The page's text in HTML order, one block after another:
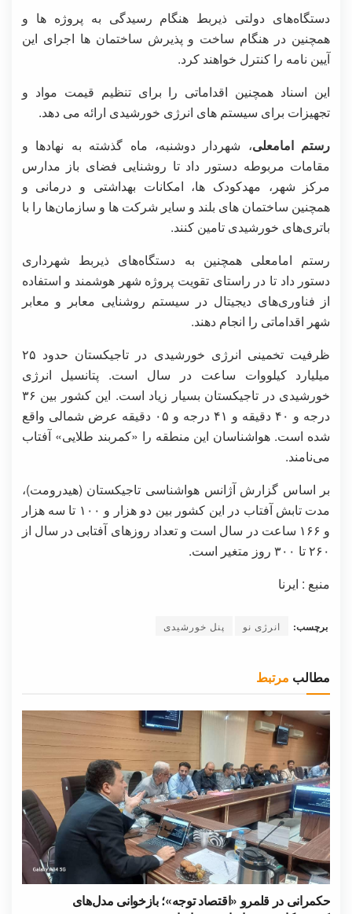
دستگاه‌های دولتی ذیربط هنگام رسیدگی به پروژه ها و
همچنین در هنگام ساخت و پذیرش ساختمان ها اجرای این
آیین نامه را کنترل خواهند کرد.
این اسناد همچنین اقداماتی را برای تنظیم قیمت مواد و
تجهیزات برای سیستم های انرژی خورشیدی ارائه می دهد.
رستم امامعلی، شهردار دوشنبه، ماه گذشته به نهادها و
مقامات مربوطه دستور داد تا روشنایی فضای باز مدارس
مرکز شهر، مهدکودک ها، امکانات بهداشتی و درمانی و
همچنین ساختمان های بلند و سایر شرکت ها و سازمان‌ها را با
باتری‌های خورشیدی تامین کنند.
رستم امامعلی همچنین به دستگاه‌های ذیربط شهرداری
دستور داد تا در راستای تقویت پروژه شهر هوشمند و استفاده
از فناوری‌های دیجیتال در سیستم روشنایی معابر و معابر
شهر اقداماتی را انجام دهند.
ظرفیت تخمینی انرژی خورشیدی در تاجیکستان حدود ۲۵
میلیارد کیلووات ساعت در سال است. پتانسیل انرژی
خورشیدی در تاجیکستان بسیار زیاد است. این کشور بین ۳۶
درجه و ۴۰ دقیقه و ۴۱ درجه و ۰۵ دقیقه عرض شمالی واقع
شده است. هواشناسان این منطقه را «کمربند طلایی» آفتاب
می‌نامند.
بر اساس گزارش آژانس هواشناسی تاجیکستان (هیدرومت)،
مدت تابش آفتاب در این کشور بین دو هزار و ۱۰۰ تا سه هزار
و ۱۶۶ ساعت در سال است و تعداد روزهای آفتابی در سال از
۲۶۰ تا ۳۰۰ روز متغیر است.
منبع : ایرنا
برچسب: انرژی نو پنل خورشیدی
مطالب مرتبط
حکمرانی در قلمرو «اقتصاد توجه»؛ بازخوانی مدل‌های